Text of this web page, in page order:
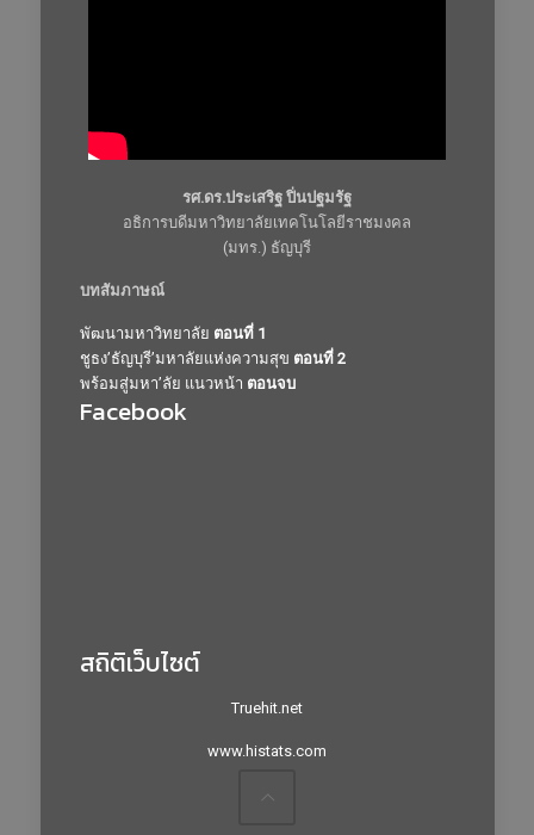
รศ.ดร.ประเสริฐ ปิ่นปฐมรัฐ
อธิการบดีมหาวิทยาลัยเทคโนโลยีราชมงคล
(มทร.) ธัญบุรี
บทสัมภาษณ์
พัฒนามหาวิทยาลัย ตอนที่ 1
ชูธง’ธัญบุรี’มหาลัยแห่งความสุข ตอนที่ 2
พร้อมสู่มหา’ลัย แนวหน้า ตอนจบ
Facebook
สถิติเว็บไซต์
Truehit.net
www.histats.com